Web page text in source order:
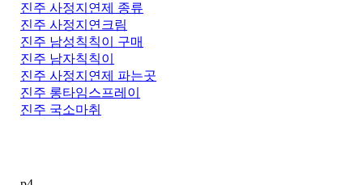
진주 사정지연제 종류
진주 사정지연크림
진주 남성칙칙이 구매
진주 남자칙칙이
진주 사정지연제 파는곳
진주 롱타임스프레이
진주 국소마취